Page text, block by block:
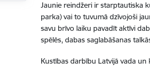
Jaunie reindžeri ir starptautiska
parka) vai to tuvumā dzīvojoši
savu brīvo laiku pavadīt aktīvi
spēlēs, dabas saglabāšanas
Kustības darbību Latvijā vada